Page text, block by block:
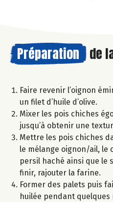
Préparation de
Faire revenir l’oignon
un filet d’huile d’olive.
Mixer les pois chiches
jusqu’à obtenir une
Mettre les pois chiches
le mélange oignon/ail, le
persil haché ainsi que le
finir, rajouter la farine.
Former des palets puis
huilée pendant